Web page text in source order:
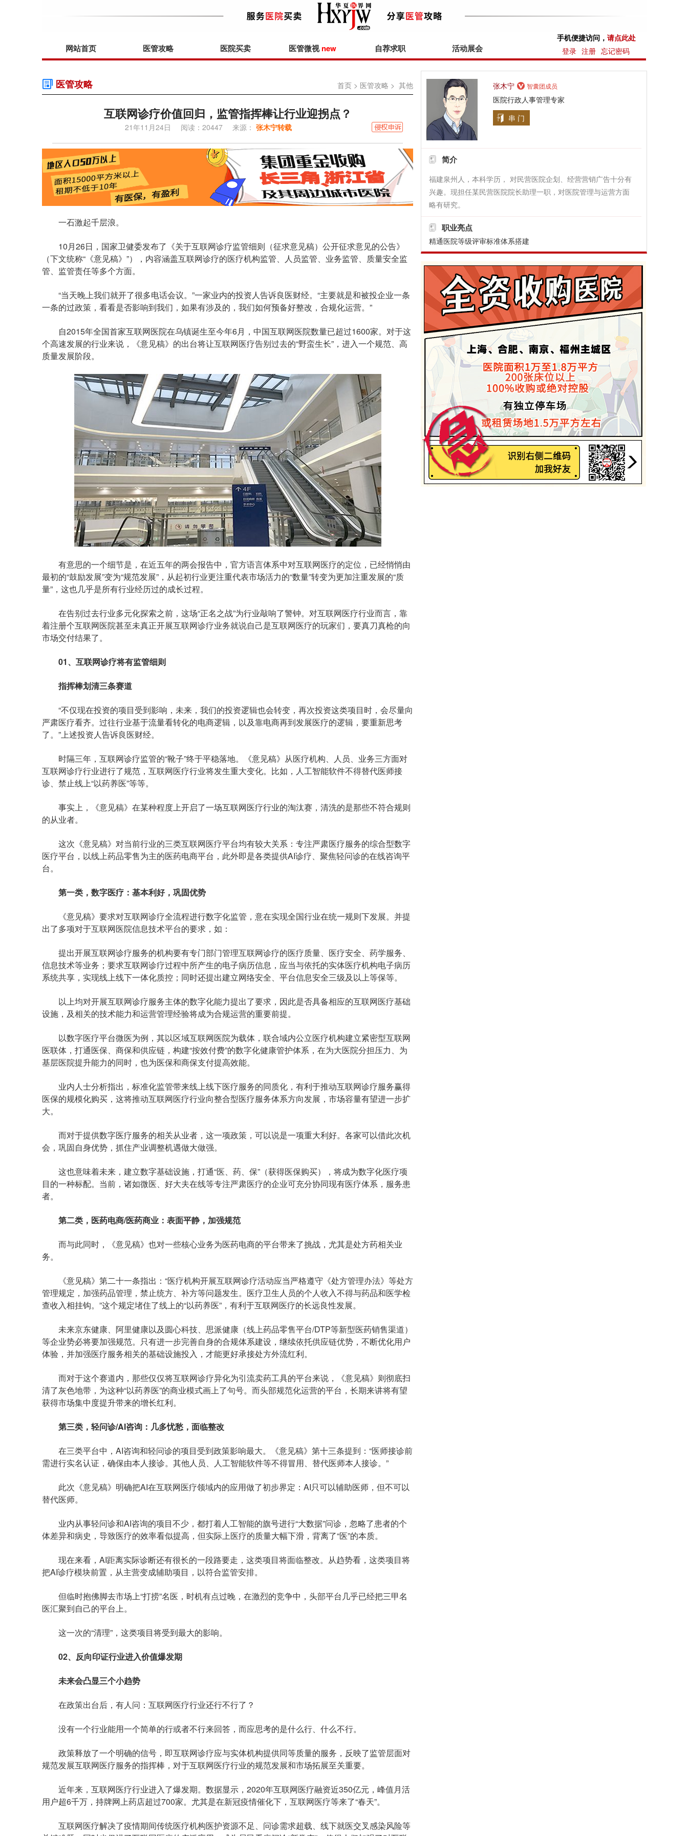
网站首页 医管攻略 医院买卖 医管微视new 自荐求职 活动展会
手机便捷访问， 请点此处
登录 注册 忘记密码
医管攻略 首页 > 医管攻略 > 其他
互联网诊疗价值回归，监管指挥棒让行业迎拐点？
21年11月24日 阅读：20447 来源： 张木宁转载
一石激起千层浪。
10月26日，国家卫健委发布了《关于互联网诊疗监管细则（征求意见稿）公开征求意见的公告》
（下文统称“《意见稿》”），内容涵盖互联网诊疗的医疗机构监管、人员监管、业务监管、质量安全监
管、监管责任等多个方面。
“当天晚上我们就开了很多电话会议。”一家业内的投资人告诉良医财经。“主要就是和被投企业一条
一条的过政策，看看是否影响到我们，如果有涉及的，我们如何预备好整改，合规化运营。”
自2015年全国首家互联网医院在乌镇诞生至今年6月，中国互联网医院数量已超过1600家。对于这
个高速发展的行业来说，《意见稿》的出台将让互联网医疗告别过去的“野蛮生长”，进入一个规范、高
质量发展阶段。
有意思的一个细节是，在近五年的两会报告中，官方语言体系中对互联网医疗的定位，已经悄悄由
最初的“鼓励发展”变为“规范发展”，从起初行业更注重代表市场活力的“数量”转变为更加注重发展的“质
量”，这也几乎是所有行业经历过的成长过程。
在告别过去行业多元化探索之前，这场“正名之战”为行业敲响了警钟。对互联网医疗行业而言，靠
着注册个互联网医院甚至未真正开展互联网诊疗业务就说自己是互联网医疗的玩家们，要真刀真枪的向
市场交付结果了。
01、互联网诊疗将有监管细则
指挥棒划清三条赛道
“不仅现在投资的项目受到影响，未来，我们的投资逻辑也会转变，再次投资这类项目时，会尽量向
严肃医疗看齐。过往行业基于流量看转化的电商逻辑，以及靠电商再到发展医疗的逻辑，要重新思考
了。”上述投资人告诉良医财经。
时隔三年，互联网诊疗监管的“靴子”终于平稳落地。《意见稿》从医疗机构、人员、业务三方面对
互联网诊疗行业进行了规范，互联网医疗行业将发生重大变化。比如，人工智能软件不得替代医师接
诊、禁止线上“以药养医”等等。
事实上，《意见稿》在某种程度上开启了一场互联网医疗行业的淘汰赛，清洗的是那些不符合规则
的从业者。
这次《意见稿》对当前行业的三类互联网医疗平台均有较大关系：专注严肃医疗服务的综合型数字
医疗平台，以线上药品零售为主的医药电商平台，此外即是各类提供AI诊疗、聚焦轻问诊的在线咨询平
台。
第一类，数字医疗：基本利好，巩固优势
《意见稿》要求对互联网诊疗全流程进行数字化监管，意在实现全国行业在统一规则下发展。并提
出了多项对于互联网医院信息技术平台的要求，如：
提出开展互联网诊疗服务的机构要有专门部门管理互联网诊疗的医疗质量、医疗安全、药学服务、
信息技术等业务；要求互联网诊疗过程中所产生的电子病历信息，应当与依托的实体医疗机构电子病历
系统共享，实现线上线下一体化质控；同时还提出建立网络安全、平台信息安全三级及以上等保等。
以上均对开展互联网诊疗服务主体的数字化能力提出了要求，因此是否具备相应的互联网医疗基础
设施，及相关的技术能力和运营管理经验将成为合规运营的重要前提。
以数字医疗平台微医为例，其以区域互联网医院为载体，联合域内公立医疗机构建立紧密型互联网
医联体，打通医保、商保和供应链，构建“按效付费”的数字化健康管护体系，在为大医院分担压力、为
基层医院提升能力的同时，也为医保和商保支付提高效能。
业内人士分析指出，标准化监管带来线上线下医疗服务的同质化，有利于推动互联网诊疗服务赢得
医保的规模化购买，这将推动互联网医疗行业向整合型医疗服务体系方向发展，市场容量有望进一步扩
大。
而对于提供数字医疗服务的相关从业者，这一项政策，可以说是一项重大利好。各家可以借此次机
会，巩固自身优势，抓住产业调整机遇做大做强。
这也意味着未来，建立数字基础设施，打通“医、药、保”（获得医保购买），将成为数字化医疗项
目的一种标配。当前，诸如微医、好大夫在线等专注严肃医疗的企业可充分协同现有医疗体系，服务患
者。
第二类，医药电商/医药商业：表面平静，加强规范
而与此同时，《意见稿》也对一些核心业务为医药电商的平台带来了挑战，尤其是处方药相关业
务。
《意见稿》第二十一条指出：“医疗机构开展互联网诊疗活动应当严格遵守《处方管理办法》等处方
管理规定，加强药品管理，禁止统方、补方等问题发生。医疗卫生人员的个人收入不得与药品和医学检
查收入相挂钩。”这个规定堵住了线上的“以药养医”，有利于互联网医疗的长远良性发展。
未来京东健康、阿里健康以及圆心科技、思派健康（线上药品零售平台/DTP等新型医药销售渠道）
等企业势必将要加强规范。只有进一步完善自身的合规体系建设，继续依托供应链优势，不断优化用户
体验，并加强医疗服务相关的基础设施投入，才能更好承接处方外流红利。
而对于这个赛道内，那些仅仅将互联网诊疗异化为引流卖药工具的平台来说，《意见稿》则彻底扫
清了灰色地带，为这种“以药养医”的商业模式画上了句号。而头部规范化运营的平台，长期来讲将有望
获得市场集中度提升带来的增长红利。
第三类，轻问诊/AI咨询：几多忧愁，面临整改
在三类平台中，AI咨询和轻问诊的项目受到政策影响最大。《意见稿》第十三条提到：“医师接诊前
需进行实名认证，确保由本人接诊。其他人员、人工智能软件等不得冒用、替代医师本人接诊。”
此次《意见稿》明确把AI在互联网医疗领域内的应用做了初步界定：AI只可以辅助医师，但不可以
替代医师。
业内从事轻问诊和AI咨询的项目不少，都打着人工智能的旗号进行“大数据”问诊，忽略了患者的个
体差异和病史，导致医疗的效率看似提高，但实际上医疗的质量大幅下滑，背离了“医”的本质。
现在来看，AI距离实际诊断还有很长的一段路要走，这类项目将面临整改。从趋势看，这类项目将
把AI诊疗模块前置，从主营变成辅助项目，以符合监管安排。
但临时抱佛脚去市场上“打捞”名医，时机有点过晚，在激烈的竞争中，头部平台几乎已经把三甲名
医汇聚到自己的平台上。
这一次的“清理”，这类项目将受到最大的影响。
02、反向印证行业进入价值爆发期
未来会凸显三个小趋势
在政策出台后，有人问：互联网医疗行业还行不行了？
没有一个行业能用一个简单的行或者不行来回答，而应思考的是什么行、什么不行。
政策释放了一个明确的信号，即互联网诊疗应与实体机构提供同等质量的服务，反映了监管层面对
规范发展互联网医疗服务的指挥棒，对于互联网医疗行业的规范发展和市场拓展至关重要。
近年来，互联网医疗行业进入了爆发期。数据显示，2020年互联网医疗融资近350亿元，峰值月活
用户超6千万，持牌网上药店超过700家。尤其是在新冠疫情催化下，互联网医疗等来了“春天”。
互联网医疗解决了疫情期间传统医疗机构医护资源不足、问诊需求超载、线下就医交叉感染风险等
张木宁 智囊团成员
医院行政人事管理专家
串 门
简介
福建泉州人，本科学历， 对民营医院企划、经营营销广告十分有
兴趣。现担任某民营医院院长助理一职，对医院管理与运营方面
略有研究。
职业亮点
精通医院等级评审标准体系搭建